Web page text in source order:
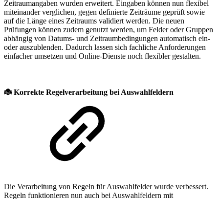
Zeitraumangaben wurden erweitert. Eingaben können nun flexibel
miteinander verglichen, gegen definierte Zeiträume geprüft sowie
auf die Länge eines Zeitraums validiert werden. Die neuen
Prüfungen können zudem genutzt werden, um Felder oder Gruppen
abhängig von Datums- und Zeitraumbedingungen automatisch ein-
oder auszublenden. Dadurch lassen sich fachliche Anforderungen
einfacher umsetzen und Online-Dienste noch flexibler gestalten.
🐞Korrekte Regelverarbeitung bei Auswahlfeldern
Die Verarbeitung von Regeln für Auswahlfelder wurde verbessert.
Regeln funktionieren nun auch bei Auswahlfeldern mit